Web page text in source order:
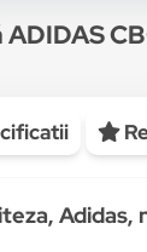
Adidas,